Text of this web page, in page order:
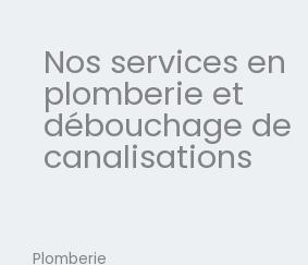
Nos services en
plomberie et
débouchage de
canalisations
Plomberie